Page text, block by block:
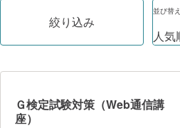
絞り込み
並び替え
Ｇ検定試験対策（Web通信講
座）